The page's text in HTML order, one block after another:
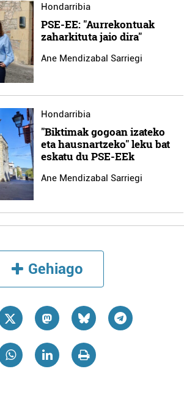
Hondarribia
PSE-EE: "Aurrekontuak
zaharkituta jaio dira"
Ane Mendizabal Sarriegi
Hondarribia
"Biktimak gogoan izateko
eta hausnartzeko" leku bat
eskatu du PSE-EEk
Ane Mendizabal Sarriegi
Gehiago